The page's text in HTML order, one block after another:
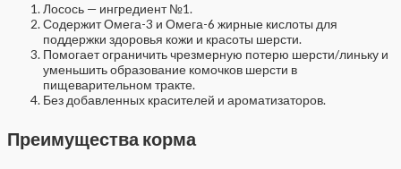
Лосось — ингредиент №1.
Содержит Омега-3 и Омега-6 жирные кислоты для
поддержки здоровья кожи и красоты шерсти.
Помогает ограничить чрезмерную потерю шерсти/линьку и
уменьшить образование комочков шерсти в
пищеварительном тракте.
Без добавленных красителей и ароматизаторов.
Преимущества корма